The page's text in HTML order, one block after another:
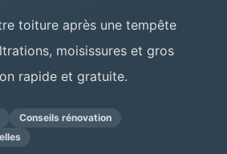
toiture après une tempête
moisissures et gros
rapide et gratuite.
Conseils rénovation